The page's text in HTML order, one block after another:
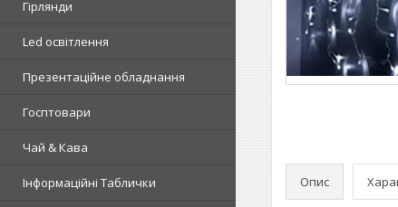
Гірлянди
Led освітлення
Презентаційне обладнання
Госптовари
Чай & Кава
Інформаційні Таблички Опис